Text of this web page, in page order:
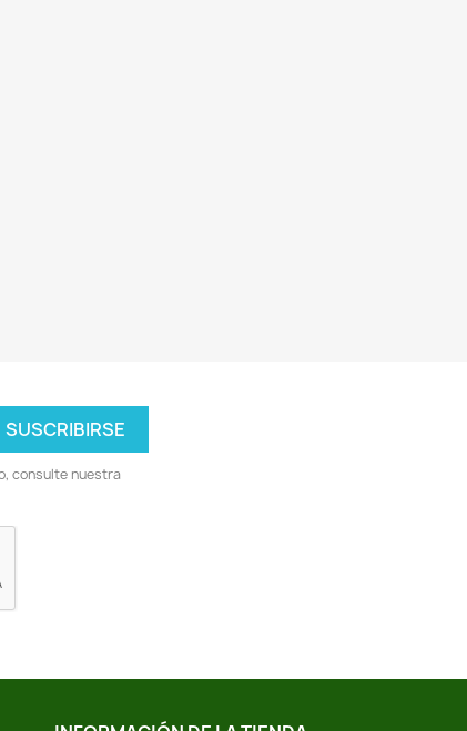
consulte nuestra